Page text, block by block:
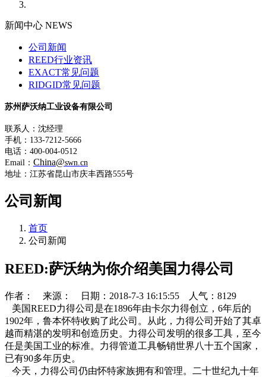
新闻中心 NEWS
公司新闻
REED行业资讯
EXACT常见问题
RIDGID常见问题
苏州萨沃纳工业设备有限公司
联系人：沈经理
手机：133-7212-5666
电话：400-004-0512
Email： China@swn.cn
地址：江苏省昆山市庆丰西路555号
公司新闻
首页
公司新闻
REED:萨沃纳为你介绍美国力得公司
作者： 来源： 日期：2018-7-3 16:15:55 人气：8129
美国REED力得公司是在1896年由卡尔力得创立，6年后的
1902年，鲁本怀特收购了此公司。从此，力得公司开始了其卓
越而精湛的发明和创造历史。力得公司发明的很多工具，至今
任是美国工业的标准。力得管道工具畅销世界八十五个国家，
已有90多年历史。
今天，力得公司仍由怀特家族拥有和管理。二十世纪九十年